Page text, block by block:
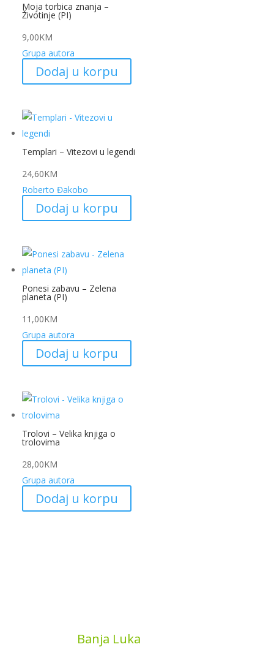
Moja torbica znanja –
Životinje (PI)
9,00KM
Grupa autora
Dodaj u korpu
Templari – Vitezovi u legendi
24,60KM
Roberto Đakobo
Dodaj u korpu
Ponesi zabavu – Zelena
planeta (PI)
11,00KM
Grupa autora
Dodaj u korpu
Trolovi – Velika knjiga o
trolovima
28,00KM
Grupa autora
Dodaj u korpu
Banja Luka